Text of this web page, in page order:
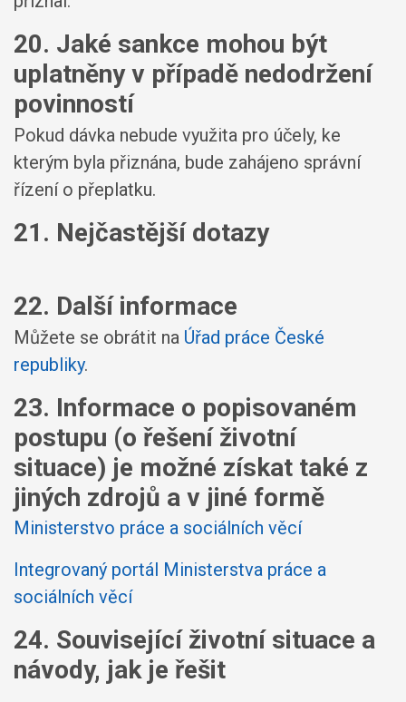
20. Jaké sankce mohou být
uplatněny v případě nedodržení
povinností
Pokud dávka nebude využita pro účely, ke
kterým byla přiznána, bude zahájeno správní
řízení o přeplatku.
21. Nejčastější dotazy
22. Další informace
Můžete se obrátit na Úřad práce České
republiky.
23. Informace o popisovaném
postupu (o řešení životní
situace) je možné získat také z
jiných zdrojů a v jiné formě
Ministerstvo práce a sociálních věcí
Integrovaný portál Ministerstva práce a
sociálních věcí
24. Související životní situace a
návody, jak je řešit